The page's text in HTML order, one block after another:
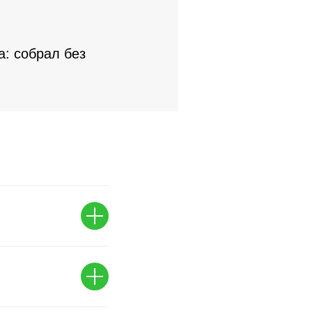
собрал без